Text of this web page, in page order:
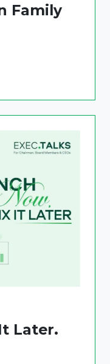
Family
Later.